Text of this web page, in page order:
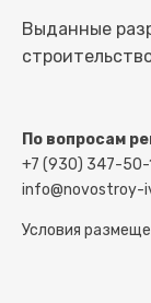
Выданные
По вопросам
+7 (930) 347-50-
info@novostroy-
Условия